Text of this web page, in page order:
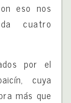
eso nos
cuatro
por el
cuya
más que